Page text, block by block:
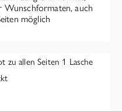
auch
möglich